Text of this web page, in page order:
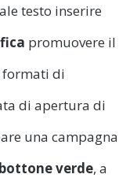
testo inserire
promuovere il
formati di
di apertura di
una campagna
bottoneverde, a